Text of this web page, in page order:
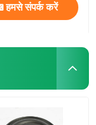
हमसे संपर्क करें